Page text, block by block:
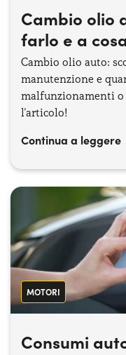
Cambio olio
farlo e a
Cambio olio auto:
manutenzione e
malfunzionamenti o
l'articolo!
Continua a leggere
MOTORI
Consumi